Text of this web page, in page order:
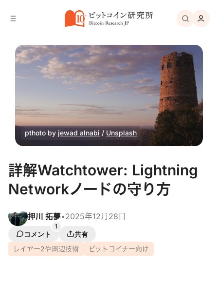
pthoto by jewad alnabi / Unsplash
詳解Watchtower: Lightning
Networkノードの守り方
押川 拓夢•2025年12月28日
コメント
1
共有
レイヤー2や周辺技術
ビットコイナー向け